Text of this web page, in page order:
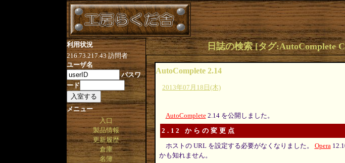
日誌の検索 [タグ:AutoComplete
AutoComplete 2.14
2013年07月18日(木)
AutoComplete2.14 を公開しました。
2.12 からの変更点
ホストの URL を設定する必要がなくなりました。 Opera
かも知れません。
利用状況
216.73.217.43訪問者
ユーザ名
パスワ
ード
メニュー
入口
製品情報
更新履歴
倉庫
名簿